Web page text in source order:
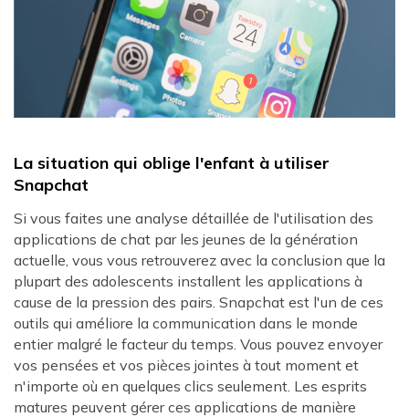
La situation qui oblige l'enfant à utiliser
Snapchat
Si vous faites une analyse détaillée de l'utilisation des
applications de chat par les jeunes de la génération
actuelle, vous vous retrouverez avec la conclusion que la
plupart des adolescents installent les applications à
cause de la pression des pairs. Snapchat est l'un de ces
outils qui améliore la communication dans le monde
entier malgré le facteur du temps. Vous pouvez envoyer
vos pensées et vos pièces jointes à tout moment et
n'importe où en quelques clics seulement. Les esprits
matures peuvent gérer ces applications de manière